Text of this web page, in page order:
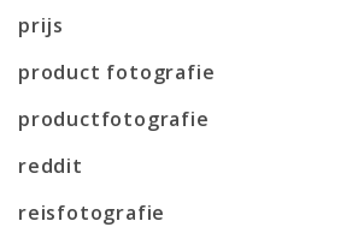
prijs
product fotografie
productfotografie
reddit
reisfotografie